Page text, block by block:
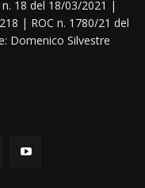
18 del 18/03/2021 |
| ROC n. 1780/21 del
Domenico Silvestre